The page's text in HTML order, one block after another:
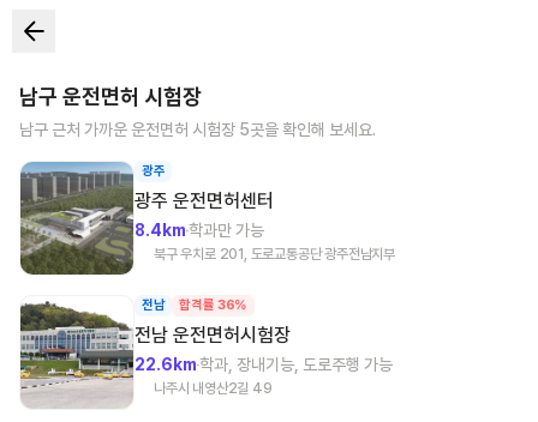
남구 운전면허 시험장
남구 근처 가까운 운전면허 시험장 5곳을 확인해 보세요.
광주
광주 운전면허센터
8.4km학과만 가능
북구 우치로 201, 도로교통공단 광주전남지부
전남 합격률 36%
전남 운전면허시험장
22.6km학과, 장내기능, 도로주행 가능
나주시 내영산2길 49